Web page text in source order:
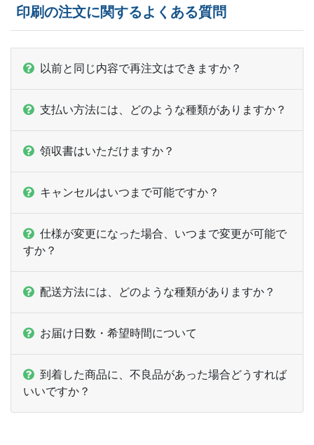
21,500部
22,000部 ー ¥ 33,275
22,500部
ー
24,000部 ー
24,500部
ー
25,500部
ー ー
26,500部
27,000部 ー
27,500部 ー
印刷の注文に関するよくある質問
以前と同じ内容で再注文はできますか？
支払い方法には、どのような種類がありますか？
領収書はいただけますか？
キャンセルはいつまで可能ですか？
仕様が変更になった場合、いつまで変更が可能で
すか？
配送方法には、どのような種類がありますか？
お届け日数・希望時間について
到着した商品に、不良品があった場合どうすれば
いいですか？